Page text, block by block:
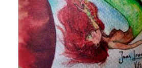
Winkelmand 0